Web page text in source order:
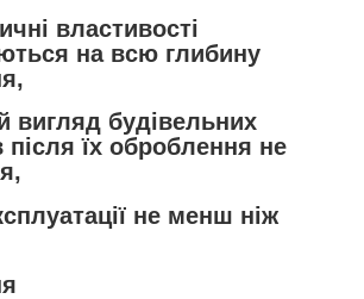
властивості
на всю глибину
вигляд будівельних
після їх оброблення не
не менш ніж